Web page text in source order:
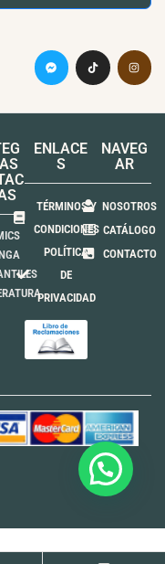
ENLACE
S
TÉRMINOS Y
CONDICIONES
POLÍTICA
DE
PRIVACIDAD
NAVEG
AR
NOSOTROS
CATÁLOGO
CONTACTO